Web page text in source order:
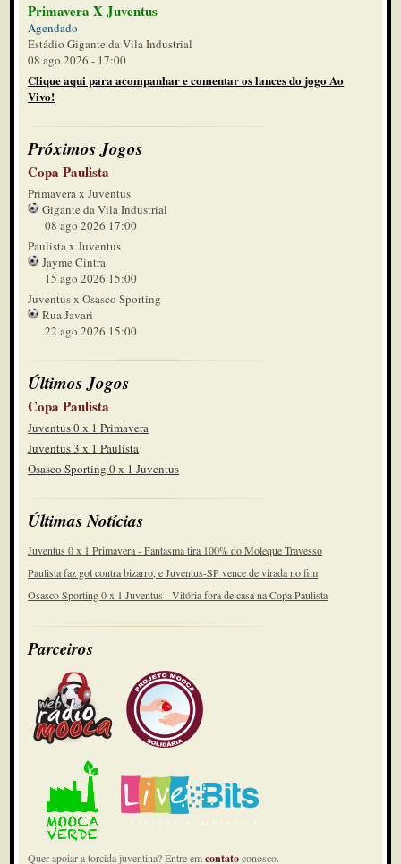
Primavera X Juventus
Agendado
Estádio Gigante da Vila Industrial
08 ago 2026 - 17:00
Clique aqui para acompanhar e comentar os lances do jogo Ao
Vivo!
Próximos Jogos
Copa Paulista
Primavera x Juventus
Gigante da Vila Industrial
08 ago 2026 17:00
Paulista x Juventus
Jayme Cintra
15 ago 2026 15:00
Juventus x Osasco Sporting
Rua Javari
22 ago 2026 15:00
Últimos Jogos
Copa Paulista
Juventus 0 x 1 Primavera
Juventus 3 x 1 Paulista
Osasco Sporting 0 x 1 Juventus
Últimas Notícias
Juventus 0 x 1 Primavera - Fantasma tira 100% do Moleque Travesso
Paulista faz gol contra bizarro, e Juventus-SP vence de virada no fim
Osasco Sporting 0 x 1 Juventus - Vitória fora de casa na Copa Paulista
Parceiros
Quer apoiar a torcida juventina? Entre emcontatoconosco.